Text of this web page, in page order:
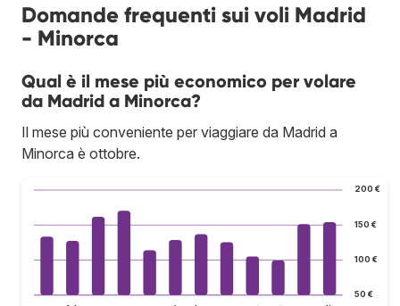
Domande frequenti sui voli Madrid
- Minorca
Qual è il mese più economico per volare
da Madrid a Minorca?
Il mese più conveniente per viaggiare da Madrid a
Minorca è ottobre.
50 €
100 €
150 €
200 €